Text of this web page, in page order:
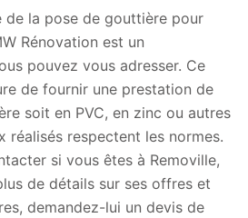
de la pose de gouttière pour
Rénovation est un
pouvez vous adresser. Ce
de fournir une prestation de
soit en PVC, en zinc ou autres
réalisés respectent les normes.
si vous êtes à Removille,
de détails sur ses offres et
demandez-lui un devis de